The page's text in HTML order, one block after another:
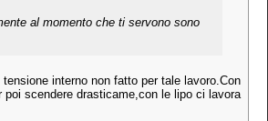
al momento che ti servono sono
interno non fatto per tale lavoro.Con
scendere drasticame,con le lipo ci lavora